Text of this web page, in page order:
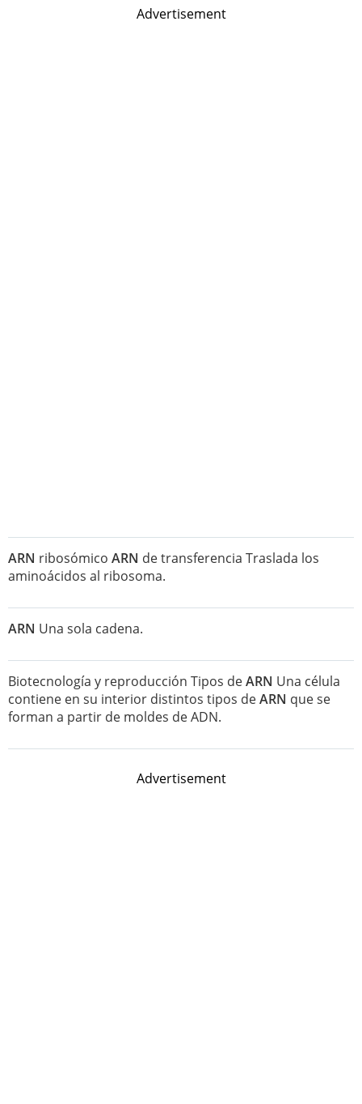
Advertisement
ARN ribosómico ARN de transferencia Traslada los
aminoácidos al ribosoma.
ARN Una sola cadena.
Biotecnología y reproducción Tipos deARN Una célula
contiene en su interior distintos tipos deARN que se
forman a partir de moldes de ADN.
Advertisement